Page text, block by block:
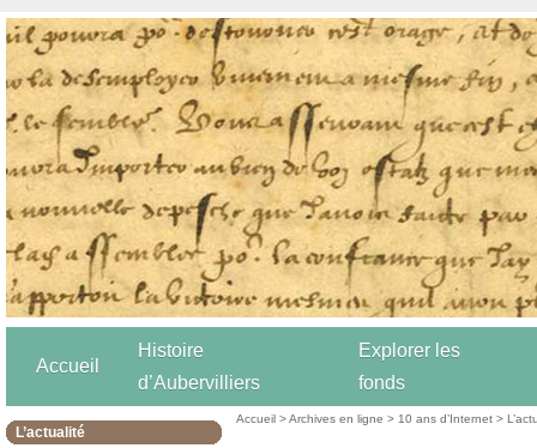
Accueil
Histoire
d’Aubervilliers
Explorer les
fonds
L’actualité
Accueil >Archives en ligne > 10 ans d’Internet >